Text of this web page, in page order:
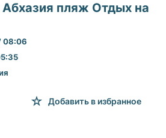
Абхазия пляж Отдых на
08:06
Добавить в избранное